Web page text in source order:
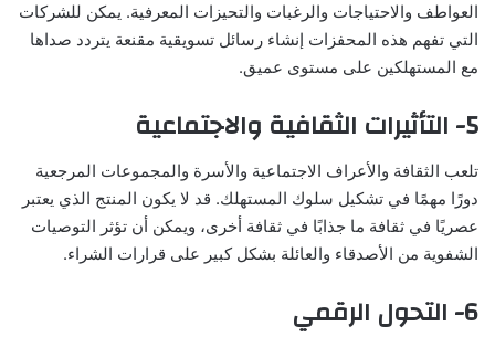
العواطف والاحتياجات والرغبات والتحيزات المعرفية. يمكن للشركات
التي تفهم هذه المحفزات إنشاء رسائل تسويقية مقنعة يتردد صداها
مع المستهلكين على مستوى عميق.
5- التأثيرات الثقافية والاجتماعية
تلعب الثقافة والأعراف الاجتماعية والأسرة والمجموعات المرجعية
دورًا مهمًا في تشكيل سلوك المستهلك. قد لا يكون المنتج الذي يعتبر
عصريًا في ثقافة ما جذابًا في ثقافة أخرى، ويمكن أن تؤثر التوصيات
الشفوية من الأصدقاء والعائلة بشكل كبير على قرارات الشراء.
6- التحول الرقمي